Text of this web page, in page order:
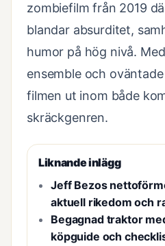
zombiefilm från 2019
blandar absurditet,
humor på hög nivå.
ensemble och
filmen ut inom både
skräckgenren.
Liknande inlägg
Jeff Bezos
aktuell rikedom och
Begagnad traktor
köpguide och